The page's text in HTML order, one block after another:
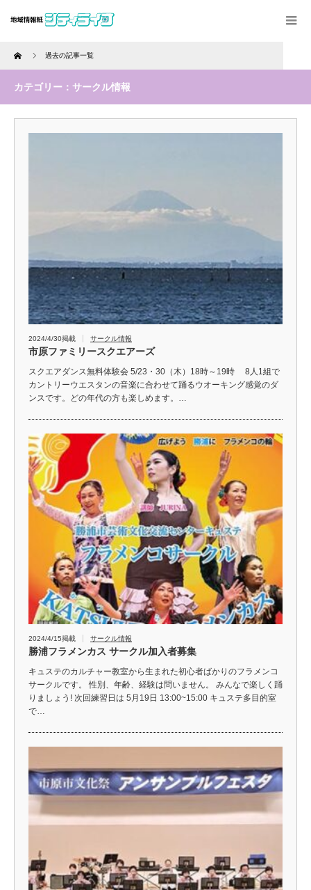
Home 過去の記事一覧
カテゴリー：サークル情報
2024/4/30掲載 サークル情報
市原ファミリースクエアーズ
スクエアダンス無料体験会 5/23・30（木）18時～19時 8人1組で
カントリーウエスタンの音楽に合わせて踊るウオーキング感覚のダ
ンスです。どの年代の方も楽しめます。…
2024/4/15掲載 サークル情報
勝浦フラメンカス サークル加入者募集
キュステのカルチャー教室から生まれた初心者ばかりのフラメンコ
サークルです。 性別、年齢、経験は問いません。 みんなで楽しく踊
りましょう! 次回練習日は 5月19日 13:00~15:00 キュステ多目的室
で…